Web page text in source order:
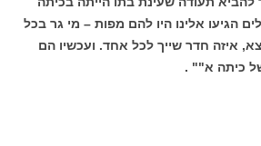
הגיעו אלינו היו להם מפות – מי גר בכל
איזה חדר שייך לכל אחד. ועכשיו הם
כיתה א"" .